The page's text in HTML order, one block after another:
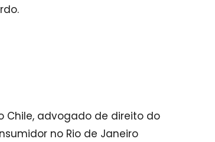
Chile, advogado de direito do
no Rio de Janeiro